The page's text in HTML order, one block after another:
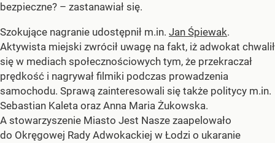
bezpieczne? – zastanawiał się.
Szokujące nagranie udostępnił m.in. Jan Śpiewak.
Aktywista miejski zwrócił uwagę na fakt, iż adwokat chwalił
się w mediach społecznościowych tym, że przekraczał
prędkość i nagrywał filmiki podczas prowadzenia
samochodu. Sprawą zainteresowali się także politycy m.in.
Sebastian Kaleta oraz Anna Maria Żukowska.
A stowarzyszenie Miasto Jest Nasze zaapelowało
do Okręgowej Rady Adwokackiej w Łodzi o ukaranie